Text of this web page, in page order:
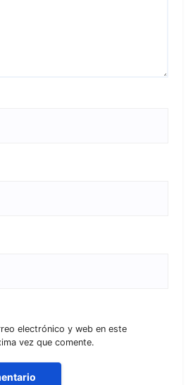
electrónico y web en este
vez que comente.